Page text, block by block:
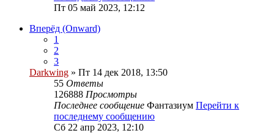
Пт 05 май 2023, 12:12
Вперёд (Onward)
1
2
3
Darkwing » Пт 14 дек 2018, 13:50
55 Ответы
126888 Просмотры
Последнее сообщение Фантазиум Перейти к
последнему сообщению
Сб 22 апр 2023, 12:10